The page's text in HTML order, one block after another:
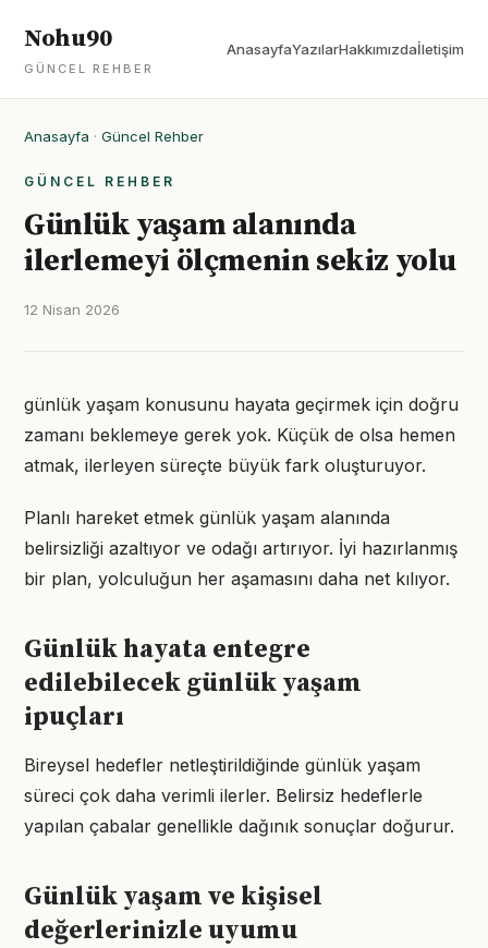
Nohu90
GÜNCEL REHBER
AnasayfaYazılarHakkımızdaİletişim
Anasayfa · Güncel Rehber
GÜNCEL REHBER
Günlük yaşam alanında
ilerlemeyi ölçmenin sekiz yolu
12 Nisan 2026
günlük yaşam konusunu hayata geçirmek için doğru
zamanı beklemeye gerek yok. Küçük de olsa hemen
atmak, ilerleyen süreçte büyük fark oluşturuyor.
Planlı hareket etmek günlük yaşam alanında
belirsizliği azaltıyor ve odağı artırıyor. İyi hazırlanmış
bir plan, yolculuğun her aşamasını daha net kılıyor.
Günlük hayata entegre
edilebilecek günlük yaşam
ipuçları
Bireysel hedefler netleştirildiğinde günlük yaşam
süreci çok daha verimli ilerler. Belirsiz hedeflerle
yapılan çabalar genellikle dağınık sonuçlar doğurur.
Günlük yaşam ve kişisel
değerlerinizle uyumu